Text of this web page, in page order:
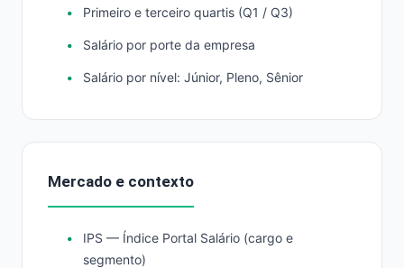
Primeiro e terceiro quartis (Q1 / Q3)
Salário por porte da empresa
Salário por nível: Júnior, Pleno, Sênior
Mercado e contexto
IPS — Índice Portal Salário (cargo e
segmento)